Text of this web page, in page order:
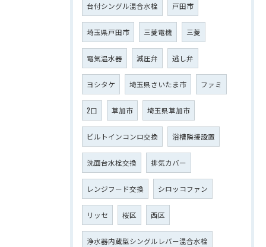
台付シングル混合水栓 戸田市
埼玉県戸田市 三菱電機 三菱
電気温水器 減圧弁 逃し弁
ヨシタケ 埼玉県さいたま市 ファミ
2口 草加市 埼玉県草加市
ビルトインコンロ交換 浴槽隣接設置
洗面台水栓交換 排気カバー
レンジフード交換 シロッコファン
リッセ 桜区 西区
浄水器内蔵型シングルレバー混合水栓